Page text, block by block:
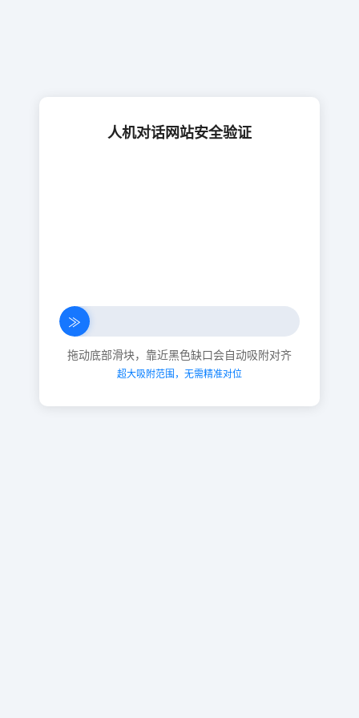
人机对话网站安全验证
≫
拖动底部滑块，靠近黑色缺口会自动吸附对齐
超大吸附范围，无需精准对位